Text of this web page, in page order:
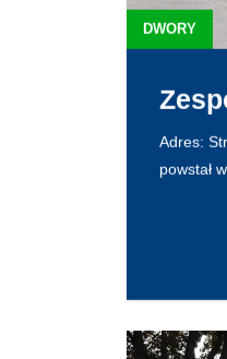
DWORY
Adres:
powstał